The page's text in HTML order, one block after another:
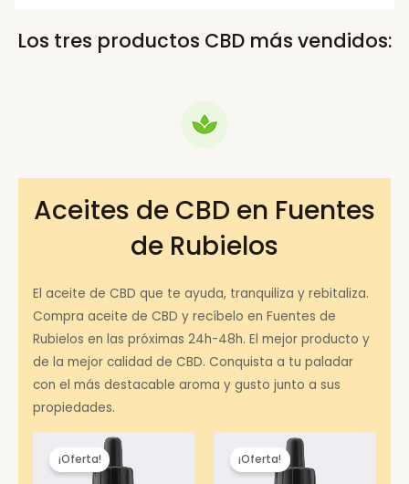
Los tres productos CBD más vendidos:
Aceites de CBD en Fuentes
de Rubielos
El aceite de CBD que te ayuda, tranquiliza y rebitaliza.
Compra aceite de CBD y recíbelo en Fuentes de
Rubielos en las próximas 24h-48h. El mejor producto y
de la mejor calidad de CBD. Conquista a tu paladar
con el más destacable aroma y gusto junto a sus
propiedades.
¡Oferta! ¡Oferta!